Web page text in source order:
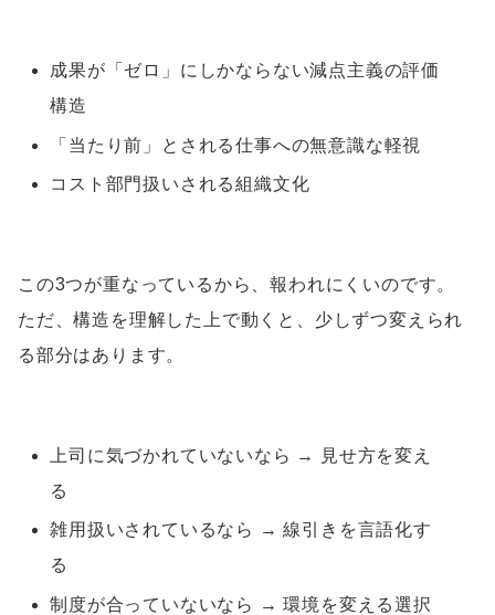
成果が「ゼロ」にしかならない減点主義の評価
構造
「当たり前」とされる仕事への無意識な軽視
コスト部門扱いされる組織文化
この3つが重なっているから、報われにくいのです。
ただ、構造を理解した上で動くと、少しずつ変えられ
る部分はあります。
上司に気づかれていないなら → 見せ方を変え
る
雑用扱いされているなら → 線引きを言語化す
る
制度が合っていないなら → 環境を変える選択